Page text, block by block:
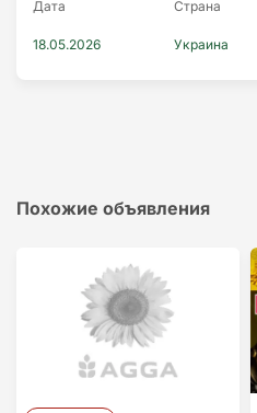
Дата Страна
18.05.2026 Украина
Похожие объявления